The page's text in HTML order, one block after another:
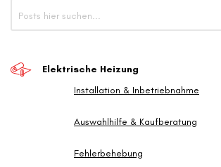
Elektrische Heizung
Installation & Inbetriebnahme
Auswahlhilfe & Kaufberatung
Fehlerbehebung